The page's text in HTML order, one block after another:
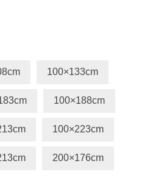
100×133cm
100×188cm
100×223cm
200×176cm